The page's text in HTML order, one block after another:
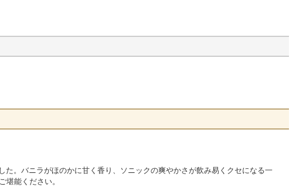
。バニラがほのかに甘く香り、ソニックの爽やかさが飲み易くクセになる一
堪能ください。